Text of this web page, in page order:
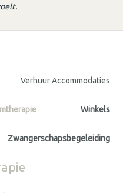
Verhuur Accommodaties
Winkels
Zwangerschapsbegeleiding